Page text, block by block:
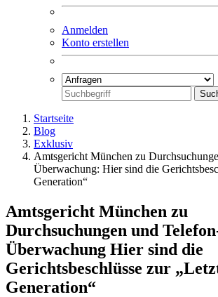
Anmelden
Konto erstellen
Startseite
Blog
Exklusiv
Amtsgericht München zu
Überwachung: Hier sind die
Generation“
Amtsgericht München zu
Durchsuchungen und
Überwachung Hier sind die
Gerichtsbeschlüsse zur
Generation“